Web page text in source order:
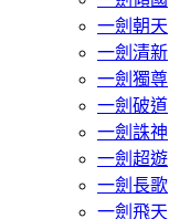
一劍朝天
一劍清新
一劍獨尊
一劍破道
一劍誅神
一劍超遊
一劍長歌
一劍飛天